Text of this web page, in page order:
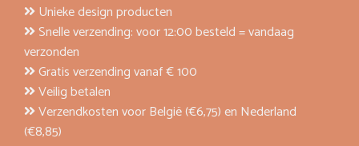
Unieke design producten
Snelle verzending: voor 12:00 besteld = vandaag
verzonden
Gratis verzending vanaf € 100
Veilig betalen
Verzendkosten voor België (€6,75) en Nederland
(€8,85)